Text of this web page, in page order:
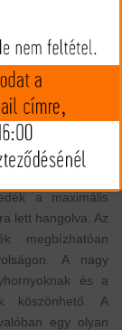
a központi
kapcsolódik,
a maximális
lett hangolva. Az
megbízhatóan
A nagy
és a
köszönhető. A
egy olyan